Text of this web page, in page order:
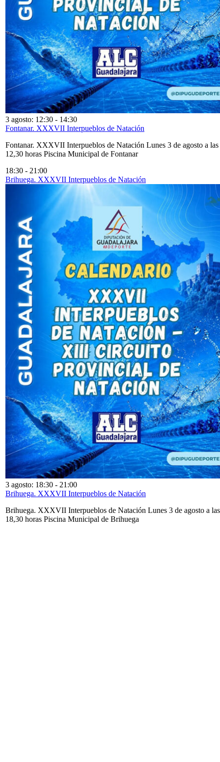
3 agosto: 12:30 - 14:30
Fontanar. XXXVII Interpueblos de Natación
Fontanar. XXXVII Interpueblos de Natación Lunes 3 de agosto a las
12,30 horas Piscina Municipal de Fontanar
18:30 - 21:00
Brihuega. XXXVII Interpueblos de Natación
3 agosto: 18:30 - 21:00
Brihuega. XXXVII Interpueblos de Natación
Brihuega. XXXVII Interpueblos de Natación Lunes 3 de agosto a las
18,30 horas Piscina Municipal de Brihuega